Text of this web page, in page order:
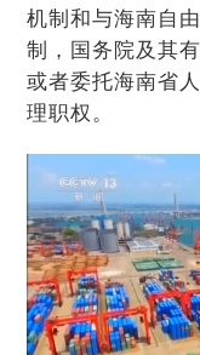
机制和与海南自
制，国务院及其
或者委托海南省
理职权。